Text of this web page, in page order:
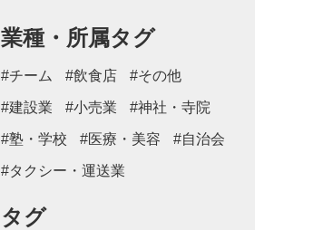
業種・所属タグ
#チーム #飲食店 #その他
#建設業 #小売業 #神社・寺院
#塾・学校 #医療・美容 #自治会
#タクシー・運送業
タグ